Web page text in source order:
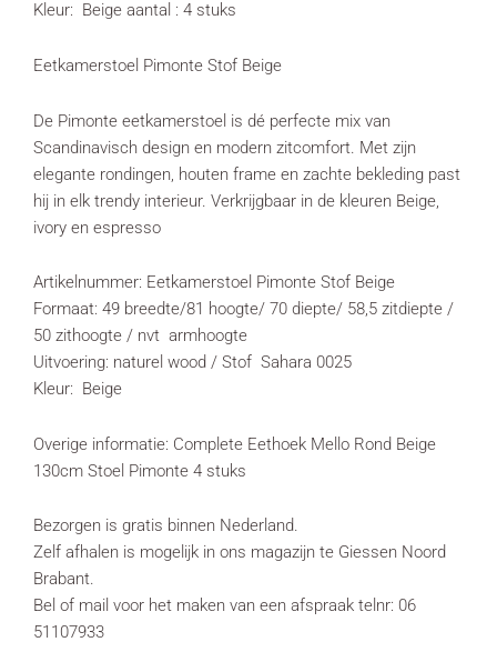
Kleur: Beige aantal : 4 stuks
Eetkamerstoel Pimonte Stof Beige
De Pimonte eetkamerstoel is dé perfecte mix van
Scandinavisch design en modern zitcomfort. Met zijn
elegante rondingen, houten frame en zachte bekleding past
hij in elk trendy interieur. Verkrijgbaar in de kleuren Beige,
ivory en espresso
Artikelnummer: Eetkamerstoel Pimonte Stof Beige
Formaat: 49 breedte/81 hoogte/ 70 diepte/ 58,5 zitdiepte /
50 zithoogte / nvt armhoogte
Uitvoering: naturel wood / Stof Sahara 0025
Kleur: Beige
Overige informatie: Complete Eethoek Mello Rond Beige
130cm Stoel Pimonte 4 stuks
Bezorgen is gratis binnen Nederland.
Zelf afhalen is mogelijk in ons magazijn te Giessen Noord
Brabant.
Bel of mail voor het maken van een afspraak telnr: 06
51107933